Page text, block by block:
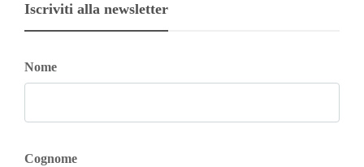
Iscriviti alla newsletter
Nome
Cognome